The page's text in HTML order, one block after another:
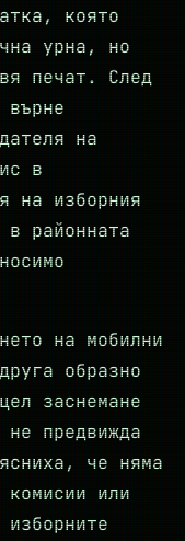
която
урна, но
печат. След
върне
на
в
на изборния
районната
на мобилни
образно
заснемане
предвижда
че няма
комисии или